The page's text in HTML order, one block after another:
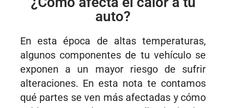
0
/
0
2
3
auto?
En esta época de altas temperaturas,
algunos componentes de tu vehículo se
exponen a un mayor riesgo de sufrir
alteraciones. En esta nota te contamos
qué partes se ven más afectadas y cómo